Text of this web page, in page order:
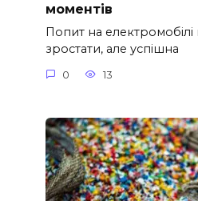
моментів
Попит на
зростати, але успішна
0 13